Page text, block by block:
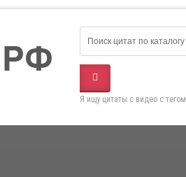
Я ищу цитаты с видео с тегом